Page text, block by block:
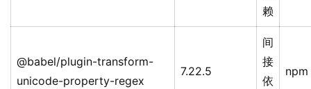
赖
@babel/plugin-transform-
unicode-property-regex
7.22.5
间
接
依
npm